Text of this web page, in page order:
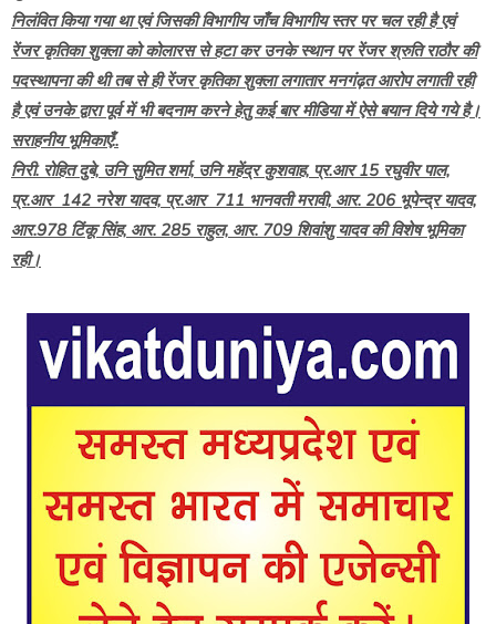
निलंवित किया गया था एवं जिसकी विभागीय जाँच विभागीय स्तर पर चल रही है एवं
रेंजर कृतिका शुक्ला को कोलारस से हटा कर उनके स्थान पर रेंजर श्रुति राठौर की
पदस्थापना की थी तब से ही रेंजर कृतिका शुक्ला लगातार मनगंढ़त आरोप लगाती रही
है एवं उनके द्वारा पूर्व में भी बदनाम करने हेतु कई बार मीडिया में ऐसे बयान दिये गये है।
सराहनीय भूमिकाएँ:.
निरी. रोहित दुबे, उनि सुमित शर्मा, उनि महेंद्र कुशवाह, प्र.आर 15 रघुवीर पाल,
प्र.आर 142 नरेश यादव, प्र.आर 711 भानवती मरावी, आर. 206 भूपेन्द्र यादव,
आर.978 टिंकू सिंह, आर. 285 राहुल, आर. 709 शिवांशु यादव की विशेष भूमिका
रही।